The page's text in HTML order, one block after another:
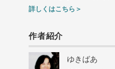
詳しくはこちら＞
作者紹介
ゆきばあ